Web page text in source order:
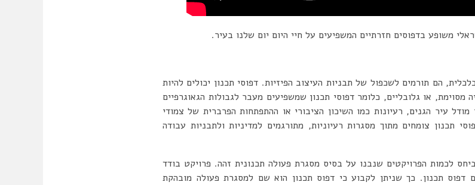
משופע בדפוסים חזרתיים המשפיעים על חיי היום יום שלנו בעיר.
הם תורמים לשכפול של תבניות העיצוב הפיזיות. דפוסי תכנון יכולים להיות
מסוימת, או גלובליים, כלומר דפוסי תכנון שמשפיעים מעבר לגבולות הגאוגרפיים
עיר הגנים, רעיונות כמו השיכון הציבורי או ההתפתחות הפרברית של צמודי
תכנון צומחים מתוך מסגרות רעיוניות, מתורגמים למדיניות ולתבניות עבודה
לכמות הפרויקטים שנבנו על בסיס מסגרת פעולה תכנונית זהה. פרויקט בודד
דפוס תכנון. כך שניתן לקבוע כי דפוס תכנון הוא שם למסגרת פעולה מובהקת